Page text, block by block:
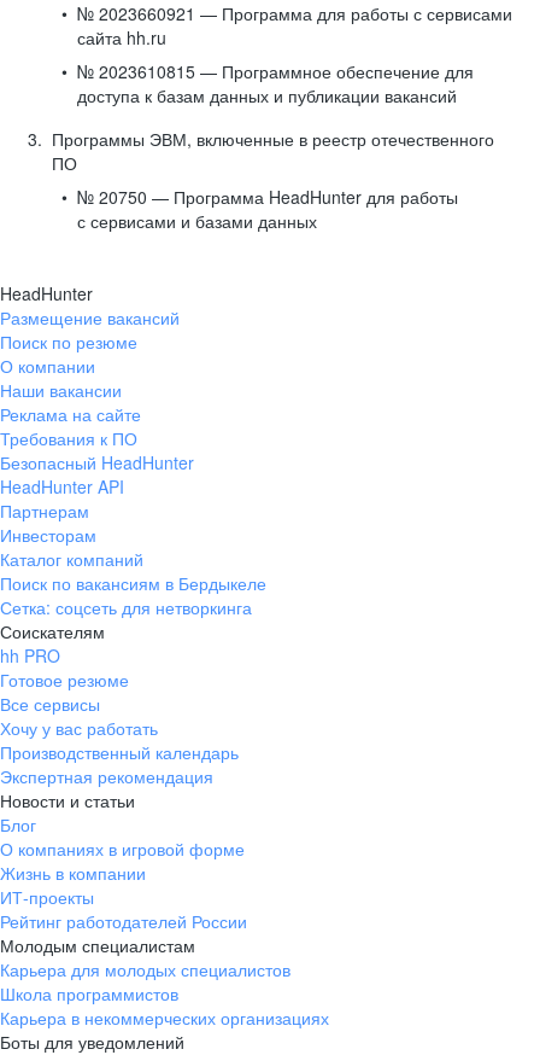
№ 2023660921 — Программа для работы с сервисами
сайта hh.ru
№ 2023610815 — Программное обеспечение для
доступа к базам данных и публикации вакансий
Программы ЭВМ, включенные в реестр отечественного
ПО
№ 20750 — Программа HeadHunter для работы
с сервисами и базами данных
HeadHunter
Размещение вакансий
Поиск по резюме
О компании
Наши вакансии
Реклама на сайте
Требования к ПО
Безопасный HeadHunter
HeadHunter API
Партнерам
Инвесторам
Каталог компаний
Поиск по вакансиям в Бердыкеле
Сетка: соцсеть для нетворкинга
Соискателям
hh PRO
Готовое резюме
Все сервисы
Хочу у вас работать
Производственный календарь
Экспертная рекомендация
Новости и статьи
Блог
О компаниях в игровой форме
Жизнь в компании
ИТ-проекты
Рейтинг работодателей России
Молодым специалистам
Карьера для молодых специалистов
Школа программистов
Карьера в некоммерческих организациях
Боты для уведомлений